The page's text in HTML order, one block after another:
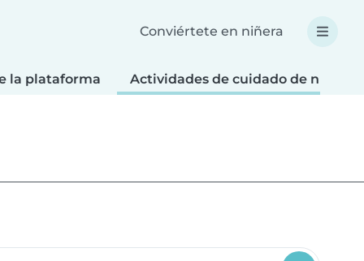
Conviértete en niñera
la plataforma Actividades de cuidado de niños